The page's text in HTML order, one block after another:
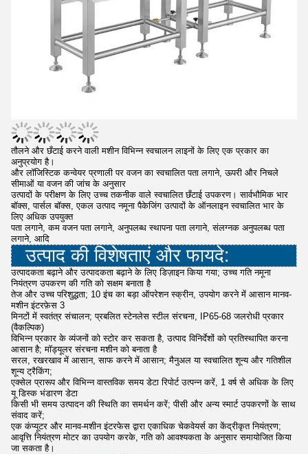
तौलने और छँटाई करने वाली मशीन विभिन्न स्वचालन लाइनों के लिए एक प्रकार का
अनुप्रयोग है।
और लॉजिस्टिक कन्वेयर प्रणाली पर वजन का स्वचालित पता लगाने, ऊपरी और निचले
सीमाओं या वजन की जांच के अनुसार
उत्पादों के परीक्षण के लिए उच्च तकनीक वाले स्वचालित छँटाई उपकरण। सार्वभौमिक भार
बॉक्स, पार्सल बॉक्स, एकल उत्पाद नमूना पैकेजिंग उत्पादों के ऑनलाइन स्वचालित भार के
लिए अधिक उपयुक्त
पता लगाने, कम वजन पता लगाने, अनुपलब्ध स्थापना पता लगाने, संलग्नक अनुपलब्ध पता
लगाने, आदि
उत्पाद की विशेषताएं और फायदे:
उत्पादकता बढ़ाने और उत्पादकता बढ़ाने के लिए डिज़ाइन किया गया; उच्च गति नमूना
नियंत्रण उपकरण की गति को सक्षम बनाता है
तेज और उच्च परिशुद्धता; 10 इंच का बड़ा ऑपरेशन स्क्रीन, उपयोग करने में आसान मानव-
मशीन इंटरफ़ेस 3
मिनटों में स्वतंत्र संचालन; प्रबलित स्टेनलेस स्टील संरचना, IP65-68 जलरोधी प्रकार
(वैकल्पिक)
विभिन्न प्रकार के व्यंजनों को स्टोर कर सकता है, उत्पाद विनिर्देशों को प्रतिस्थापित करना
आसान है; मॉड्यूलर संरचना मशीन को बनाता है
सरल, रखरखाव में आसान, साफ करने में आसान; मैनुअल या स्वचालित शून्य और गतिशील
शून्य ट्रैकिंग;
एक्सेल प्रारूप और विभिन्न वास्तविक समय डेटा रिपोर्ट उत्पन्न करें, 1 वर्ष से अधिक के लिए
यू डिस्क भंडारण डेटा
किसी भी समय उत्पादन की स्थिति का समर्थन करें; पीसी और अन्य स्मार्ट उपकरणों के साथ
संवाद करें;
एक कंप्यूटर और मानव-मशीन इंटरफेस द्वारा एकाधिक चेकवेयर्स का केंद्रीकृत नियंत्रण;
आवृत्ति नियंत्रण मोटर का उपयोग करके, गति को आवश्यकता के अनुसार समायोजित किया
जा सकता है।